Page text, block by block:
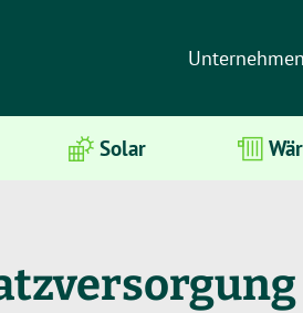
Unternehmen
Solar